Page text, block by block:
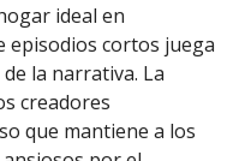
ideal en
episodios cortos juega
la narrativa. La
creadores
que mantiene a los